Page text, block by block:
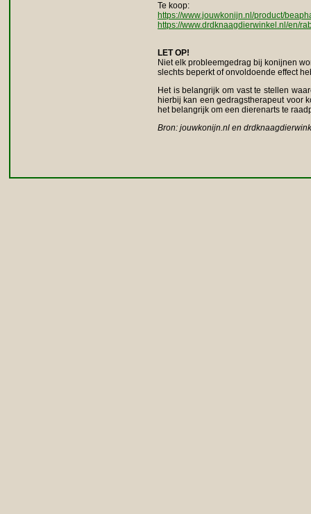
Te koop:
https://www.jouwkonijn.nl/product/
https://www.drdknaagdierwinkel.nl/en/
LET OP!
Niet elk probleemgedrag bij konijnen
slechts beperkt of onvoldoende effect
Het is belangrijk om vast te stellen
hierbij kan een gedragstherapeut voor
het belangrijk om een dierenarts te
Bron: jouwkonijn.nl en